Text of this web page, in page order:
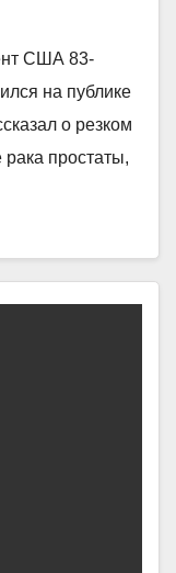
США 83-
на публике
о резком
простаты,